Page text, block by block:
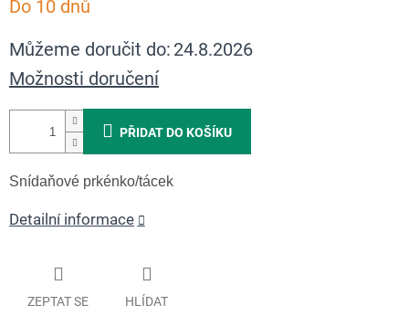
cena:
Do 10 dnů
Můžeme doručit do: 24.8.2026
Možnosti doručení
PŘIDAT DO KOŠÍKU
Snídaňové prkénko/tácek
Detailní informace
ZEPTAT SE HLÍDAT